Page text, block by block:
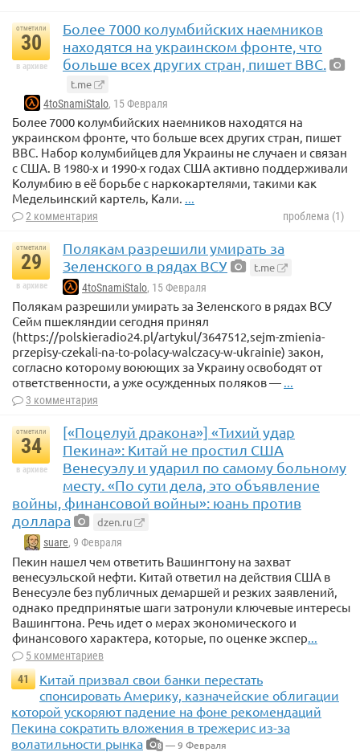
отметили
30
в архиве
Более 7000 колумбийских наемников
находятся на украинском фронте, что
больше всех других стран, пишет BBС.
t.me
4toSnamiStalo, 15 Февраля
Более 7000 колумбийских наемников находятся на
украинском фронте, что больше всех других стран, пишет
BBС. Набор колумбийцев для Украины не случаен и связан
с США. В 1980-х и 1990-х годах США активно поддерживали
Колумбию в её борьбе с наркокартелями, такими как
Медельинский картель, Кали. ...
2 комментария проблема (1)
отметили
29
в архиве
Полякам разрешили умирать за
Зеленского в рядах ВСУ
t.me
4toSnamiStalo, 15 Февраля
Полякам разрешили умирать за Зеленского в рядах ВСУ
Сейм пшекляндии сегодня принял
(https://polskieradio24.pl/artykul/3647512,sejm-zmienia-
przepisy-czekali-na-to-polacy-walczacy-w-ukrainie) закон,
согласно которому воюющих за Украину освободят от
ответственности, а уже осужденных поляков — ...
3 комментария
отметили
34
в архиве
[«Поцелуй дракона»] «Тихий удар
Пекина»: Китай не простил США
Венесуэлу и ударил по самому больному
месту. «По сути дела, это объявление
войны, финансовой войны»: юань против
доллара
dzen.ru
suare, 9 Февраля
Пекин нашел чем ответить Вашингтону на захват
венесуэльской нефти. Китай ответил на действия США в
Венесуэле без публичных демаршей и резких заявлений,
однако предпринятые шаги затронули ключевые интересы
Вашингтона. Речь идет о мерах экономического и
финансового характера, которые, по оценке экспер
5 комментариев
41
Китай призвал свои банки перестать
спонсировать Америку, казначейские облигации
которой ускоряют падение на фоне рекомендаций
Пекина сократить вложения в трежерис из-за
волатильности рынка
8 — 9 Февраля